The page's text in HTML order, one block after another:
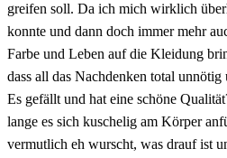
greifen soll. Da ich mich wirklich
konnte und dann doch immer mehr
Farbe und Leben auf die Kleidung
dass all das Nachdenken total
Es gefällt und hat eine schöne
lange es sich kuschelig am Körper
vermutlich eh wurscht, was drauf ist